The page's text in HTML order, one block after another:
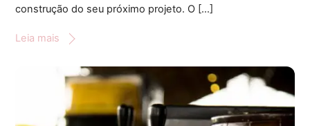
construção do seu próximo projeto. O […]
Leia mais